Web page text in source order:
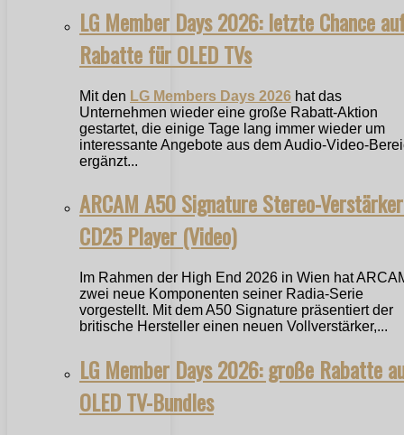
LG Member Days 2026: letzte Chance
Rabatte für OLED TVs
Mit den LG Members Days 2026 hat das
Unternehmen wieder eine große Rabatt-Aktion
gestartet, die einige Tage lang immer wieder um
interessante Angebote aus dem Audio-Video-
ergänzt...
ARCAM A50 Signature Stereo-
CD25 Player (Video)
Im Rahmen der High End 2026 in Wien hat
zwei neue Komponenten seiner Radia-Serie
vorgestellt. Mit dem A50 Signature präsentiert der
britische Hersteller einen neuen Vollverstärker,...
LG Member Days 2026: große Rabatte
OLED TV-Bundles